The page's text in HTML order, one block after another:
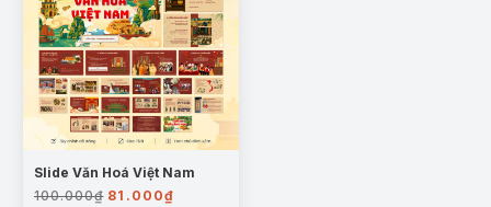
Slide Văn Hoá Việt Nam
100.000₫ Giá
81.000₫Giá